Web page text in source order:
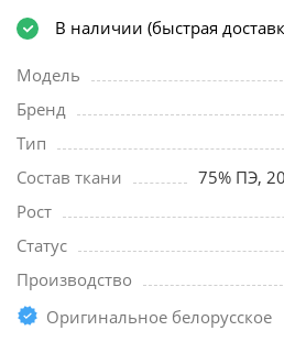
В наличии (быстрая
Модель
Бренд
Тип
Состав ткани
75% ПЭ,
Рост
Статус
Производство
Оригинальное белорусское